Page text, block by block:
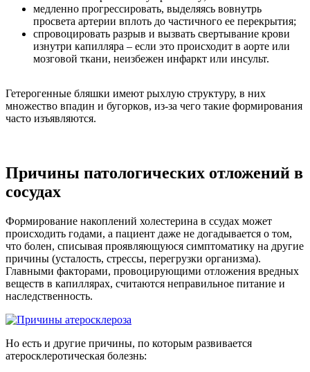
медленно прогрессировать, выделяясь вовнутрь
просвета артерии вплоть до частичного ее перекрытия;
спровоцировать разрыв и вызвать свертывание крови
изнутри капилляра – если это происходит в аорте или
мозговой ткани, неизбежен инфаркт или инсульт.
Гетерогенные бляшки имеют рыхлую структуру, в них
множество впадин и бугорков, из-за чего такие формирования
часто изъявляются.
Причины патологических отложений в
сосудах
Формирование накоплений холестерина в ссудах может
происходить годами, а пациент даже не догадывается о том,
что болен, списывая проявляющуюся симптоматику на другие
причины (усталость, стрессы, перегрузки организма).
Главными факторами, провоцирующими отложения вредных
веществ в капиллярах, считаются неправильное питание и
наследственность.
Но есть и другие причины, по которым развивается
атеросклеротическая болезнь: